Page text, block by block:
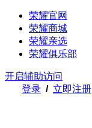
荣耀官网
荣耀商城
荣耀亲选
荣耀俱乐部
开启辅助访问
登录 / 立即注册